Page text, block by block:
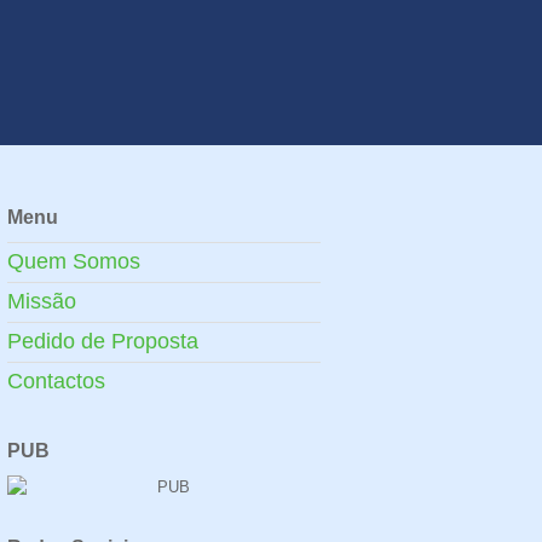
Menu
Quem Somos
Missão
Pedido de Proposta
Contactos
PUB